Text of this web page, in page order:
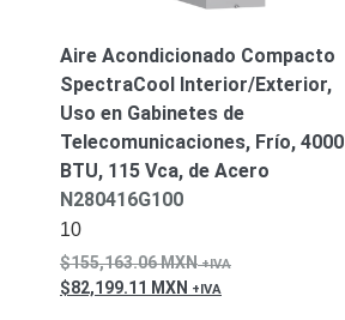
Aire Acondicionado Compacto
SpectraCool Interior/Exterior,
Uso en Gabinetes de
Telecomunicaciones, Frío, 4000
BTU, 115 Vca, de Acero
N280416G100
10
155,163.06MXN
82,199.11 MXN